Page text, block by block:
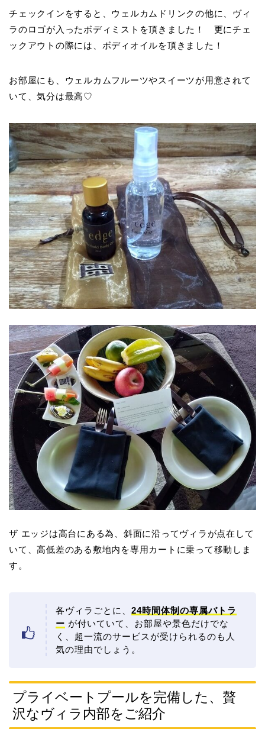
チェックインをすると、ウェルカムドリンクの他に、ヴィ
ラのロゴが入ったボディミストを頂きました！ 更にチェ
ックアウトの際には、ボディオイルを頂きました！
お部屋にも、ウェルカムフルーツやスイーツが用意されて
いて、気分は最高♡
ザ エッジは高台にある為、斜面に沿ってヴィラが点在して
いて、高低差のある敷地内を専用カートに乗って移動しま
す。
各ヴィラごとに、 24時間体制の専属バトラ
ー が付いていて、お部屋や景色だけでな
く、超一流のサービスが受けられるのも人
気の理由でしょう。
プライベートプールを完備した、贅
沢なヴィラ内部をご紹介